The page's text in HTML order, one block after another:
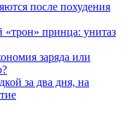
после похудения
принца: унитаз
заряда или
за два дня, на